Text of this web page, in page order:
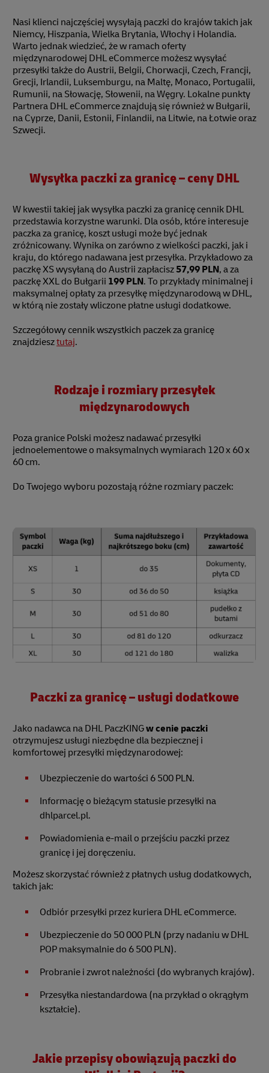
Nasi klienci najczęściej wysyłają paczki do krajów takich jak
Niemcy, Hiszpania, Wielka Brytania, Włochy i Holandia.
Warto jednak wiedzieć, że w ramach oferty
międzynarodowej DHL eCommerce możesz wysyłać
przesyłki także do Austrii, Belgii, Chorwacji, Czech, Francji,
Grecji, Irlandii, Luksemburgu, na Maltę, Monaco, Portugalii,
Rumunii, na Słowację, Słowenii, na Węgry. Lokalne punkty
Partnera DHL eCommerce znajdują się również w Bułgarii,
na Cyprze, Danii, Estonii, Finlandii, na Litwie, na Łotwie oraz
Szwecji.
Wysyłka paczki za granicę – ceny DHL
W kwestii takiej jak wysyłka paczki za granicę cennik DHL
przedstawia korzystne warunki. Dla osób, które interesuje
paczka za granicę, koszt usługi może być jednak
zróżnicowany. Wynika on zarówno z wielkości paczki, jak i
kraju, do którego nadawana jest przesyłka. Przykładowo za
paczkę XS wysyłaną do Austrii zapłacisz57,99 PLN, a za
paczkę XXL do Bułgarii 199 PLN. To przykłady minimalnej i
maksymalnej opłaty za przesyłkę międzynarodową w DHL,
w którą nie zostały wliczone płatne usługi dodatkowe.
Szczegółowy cennik wszystkich paczek za granicę
znajdziesztutaj.
Rodzaje i rozmiary przesyłek
międzynarodowych
Poza granice Polski możesz nadawać przesyłki
jednoelementowe o maksymalnych wymiarach 120 x 60 x
60 cm.
Do Twojego wyboru pozostają różne rozmiary paczek:
Paczki za granicę – usługi dodatkowe
Jako nadawca na DHL PaczKINGw cenie paczki
otrzymujesz usługi niezbędne dla bezpiecznej i
komfortowej przesyłki międzynarodowej:
Ubezpieczenie do wartości 6 500 PLN.
Informację o bieżącym statusie przesyłki na
dhlparcel.pl.
Powiadomienia e-mail o przejściu paczki przez
granicę i jej doręczeniu.
Możesz skorzystać również z płatnych usług dodatkowych,
takich jak:
Odbiór przesyłki przez kuriera DHL eCommerce.
Ubezpieczenie do 50 000 PLN (przy nadaniu w DHL
POP maksymalnie do 6 500 PLN).
Probranie i zwrot należności (do wybranych krajów).
Przesyłka niestandardowa (na przykład o okrągłym
kształcie).
Jakie przepisy obowiązują paczki do